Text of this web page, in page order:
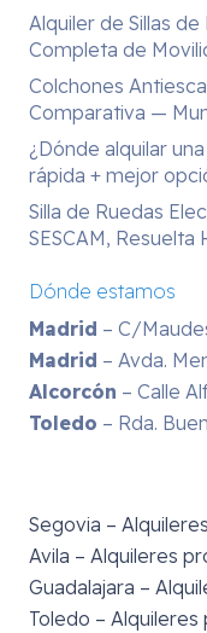
Alquiler de Sillas
Completa de
Colchones
Comparativa —
¿Dónde alquilar
rápida + mejor
Silla de Ruedas
SESCAM, Resuelta
Dónde estamos
Madrid – C/
Madrid – Avda.
Alcorcón – Calle
Toledo – Rda.
Segovia –
Avila – Alquileres
Guadalajara –
Toledo –